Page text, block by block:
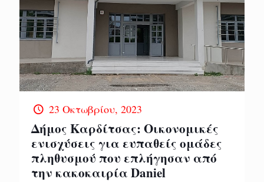
23 Οκτωβρίου, 2023
Δήμος Καρδίτσας: Οικονομικές
ενισχύσεις για ευπαθείς ομάδες
πληθυσμού που επλήγησαν από
την κακοκαιρία Daniel